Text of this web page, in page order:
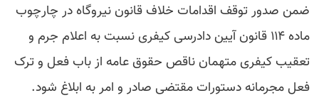
ضمن صدور توقف اقدامات خلاف قانون نیروگاه در چارچوب
ماده ۱۱۴ قانون آیین دادرسی کیفری نسبت به اعلام جرم و
تعقیب کیفری متهمان ناقص حقوق عامه از باب فعل و ترک
فعل مجرمانه دستورات مقتضی صادر و امر به ابلاغ شود.